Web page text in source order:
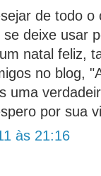
de todo o
deixe usar
natal feliz,
no blog,
uma
por sua
às 21:16